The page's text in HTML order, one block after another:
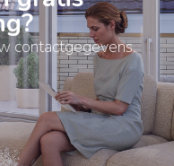
contactgegevens.